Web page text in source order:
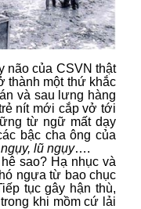
não của CSVN thật
thành một thứ khắc
và sau lưng hàng
nít mới cắp vở tới
từ ngữ mất dạy
bậc cha ông của
lũ ngụy….
sao? Hạ nhục và
ngựa từ bao chục
tục gây hận thù,
khi mồm cứ lải